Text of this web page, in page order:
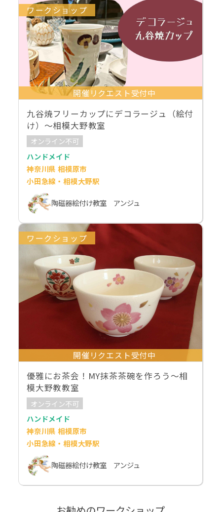
ワークショップ
開催リクエスト受付中
九谷焼フリーカップにデコラージュ（絵付
け）〜相模大野教室
オンライン不可
ハンドメイド
神奈川県 相模原市
小田急線・相模大野駅
陶磁器絵付け教室 アンジュ
ワークショップ
開催リクエスト受付中
優雅にお茶会！MY抹茶茶碗を作ろう～相
模大野教教室
オンライン不可
ハンドメイド
神奈川県 相模原市
小田急線・相模大野駅
陶磁器絵付け教室 アンジュ